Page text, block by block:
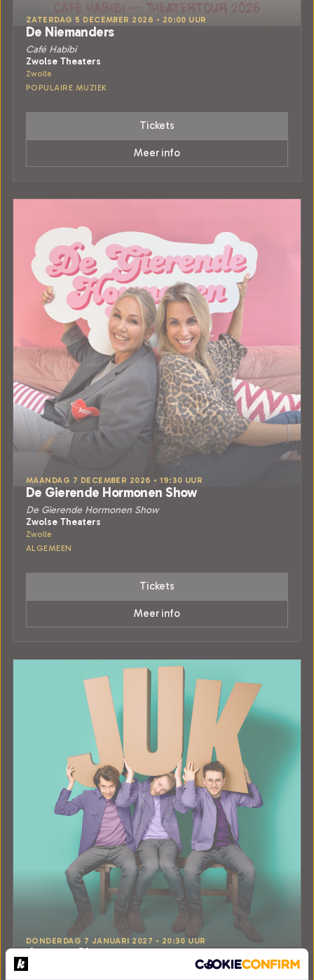
ZATERDAG 5 DECEMBER 2026 • 20:00 UUR
De Niemanders
Café Habibi
Zwolse Theaters
Zwolle
POPULAIRE MUZIEK
Tickets
Meer info
MAANDAG 7 DECEMBER 2026 • 19:30 UUR
De Gierende Hormonen Show
De Gierende Hormonen Show
Zwolse Theaters
Zwolle
ALGEMEEN
Tickets
Meer info
DONDERDAG 7 JANUARI 2027 • 20:30 UUR
Jeroens Clan
JUK